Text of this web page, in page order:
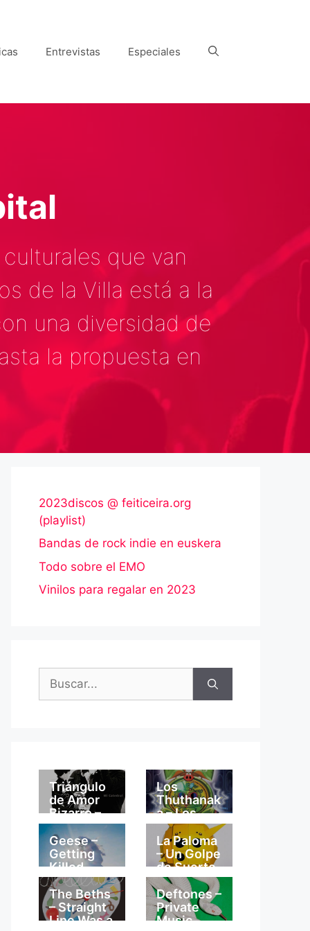
Entrevistas Especiales
que van
de la Villa está a la
una diversidad de
la propuesta en
2023discos @ feiticeira.org
(playlist)
Bandas de rock indie en euskera
Todo sobre el EMO
Vinilos para regalar en 2023
Buscar:
Triángulo
de Amor
Bizarro –
Mi
Catedral
Los
Thuthanak
a – Los
Thuthanak
a
Geese –
Getting
Killed
La Paloma
– Un Golpe
de Suerte
The Beths
– Straight
Line Was a
Deftones –
Private
Music